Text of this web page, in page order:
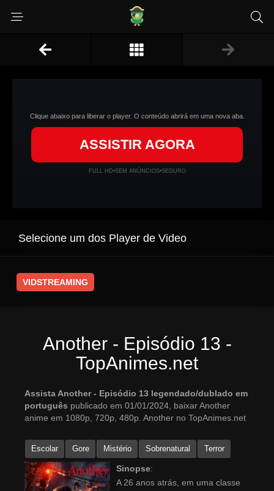
Clique abaixo para liberar o player. O conteúdo abrirá em uma nova aba.
ASSISTIR AGORA
FULL HD•SEM ANÚNCIOS•SEGURO
Selecione um dos Player de Video
VIDSTREAMING
Another - Episódio 13 -
TopAnimes.net
Assista Another - Episódio 13 legendado/dublado em
português publicado em 01/01/2024, baixar Another
anime em 1080p, 720p, 480p. Another no TopAnimes.net
Escolar Gore Mistério Sobrenatural Terror
Sinopse:
A 26 anos atrás, em uma classe